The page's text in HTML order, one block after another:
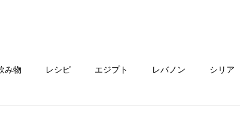
み物 レシピ エジプト レバノン シリア